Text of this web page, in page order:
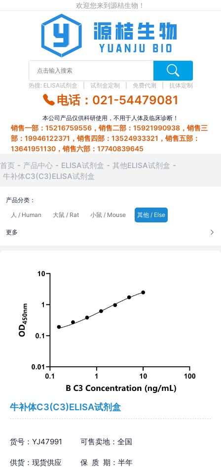
欢迎您来到源桔生物！
热搜: ELISA试剂盒 试剂盒定制 免费代测 抗体定制
电话：021-54479081
本公司产品仅供科研使用，不用于人体及临床诊断！
销售一部：15216759556，销售二部：15921990938，销售三
部：19946122371，销售四部：13524933321，销售五部：
13641951130，销售六部：17740839645
首页 产品中心 ELISA试剂盒
其他ELISA试剂盒
牛补体C3(C3)ELISA试剂盒
产品分类：
人 / Human
大鼠 / Rat 小鼠 / Mouse 其他 / Else
更多
牛补体C3(C3)ELISA试剂盒
货号：YJ47991 可售卖地：全国
供货：现货供应 保 质 期：半年